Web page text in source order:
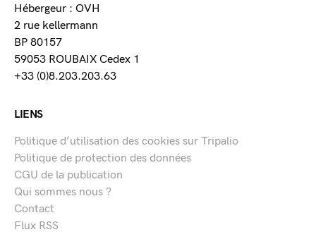
Hébergeur : OVH
2 rue kellermann
BP 80157
59053 ROUBAIX Cedex 1
+33 (0)8.203.203.63
LIENS
Politique d’utilisation des cookies sur Tripalio
Politique de protection des données
CGU de la publication
Qui sommes nous ?
Contact
Flux RSS